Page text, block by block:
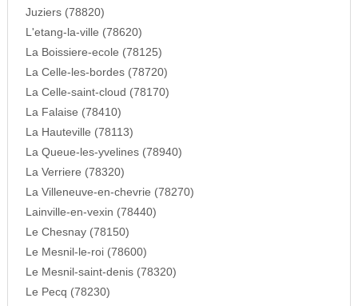
Juziers (78820)
L'etang-la-ville (78620)
La Boissiere-ecole (78125)
La Celle-les-bordes (78720)
La Celle-saint-cloud (78170)
La Falaise (78410)
La Hauteville (78113)
La Queue-les-yvelines (78940)
La Verriere (78320)
La Villeneuve-en-chevrie (78270)
Lainville-en-vexin (78440)
Le Chesnay (78150)
Le Mesnil-le-roi (78600)
Le Mesnil-saint-denis (78320)
Le Pecq (78230)